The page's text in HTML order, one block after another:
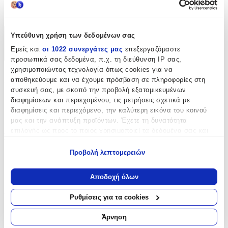
Υπεύθυνη χρήση των δεδομένων σας
Εμείς και οι 1022 συνεργάτες μας επεξεργαζόμαστε
προσωπικά σας δεδομένα, π.χ. τη διεύθυνση IP σας,
χρησιμοποιώντας τεχνολογία όπως cookies για να
αποθηκεύουμε και να έχουμε πρόσβαση σε πληροφορίες στη
συσκευή σας, με σκοπό την προβολή εξατομικευμένων
διαφημίσεων και περιεχομένου, τις μετρήσεις σχετικά με
διαφημίσεις και περιεχόμενο, την καλύτερη εικόνα του κοινού
μας και την ανάπτυξη προϊόντων. Έχετε τη δυνατότητα
Να συλλέξουμε πληροφορίες σχετικά με τη γεωγραφική
σας τοποθεσία, οι οποίες μπορεί να είναι ακριβείς σε
απόσταση μερικών μέτρων
Να αναγνωρίσουμε τη συσκευή σας σαρώνοντας ενεργά
για συγκεκριμένα χαρακτηριστικά (δακτυλικό αποτύπωμα)
Μάθετε περισσότερα σχετικά με τον τρόπο επεξεργασίας των
Προβολή λεπτομερειών
Αποδοχή όλων
Ρυθμίσεις για τα cookies
Άρνηση
Χαρακτηριστικά
Χαρακτηριστικά
Κατασκευαστής:
Gatsa
Βασικά Χαρακτηριστικά
Δίχρωμη:
Όχι
Επιχρυσωμένη: